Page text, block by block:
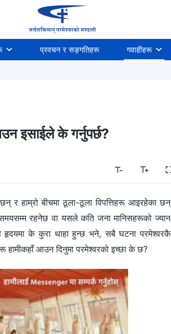
प्रवचन र सङ्गतिहरू गवाहीहरू
इसाईले के गर्नुपर्छ?
र हाम्रो बीचमा ठूला-ठूला विपत्तिहरू आइरहेका छन्
समयसम्‍म रहनेछ वा यसले कति जना मानिसहरूको ज्यान
हृदयमा के कुरा थाहा हुन्छ भने, सबै घटना परमेश्‍वरकै
हामीकहाँ आउन दिनुमा परमेश्‍वरको इच्‍छा के छ?